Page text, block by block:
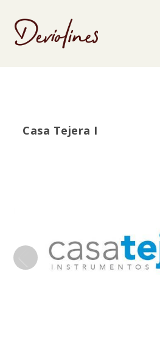
Casa Tejera I